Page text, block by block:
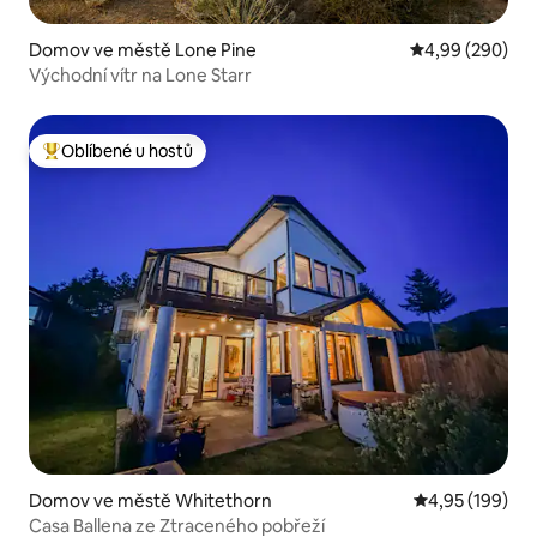
Domov ve městě Lone Pine Průměrné
4,99 (290)
Východní vítr na Lone Starr
Nejlepší v kategorii Oblíbené u hostů
Oblíbené u hostů
Domov ve městě Whitethorn Průměrné
4,95 (199)
Casa Ballena ze Ztraceného pobřeží